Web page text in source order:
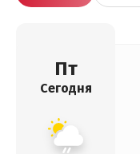
Пт
Сегодня